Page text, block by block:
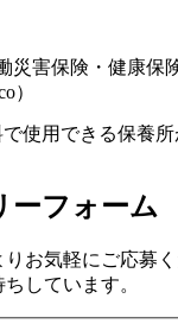
災害保険・健康保
）
使用できる保養所
ーフォーム
お気軽にご応募
しています。